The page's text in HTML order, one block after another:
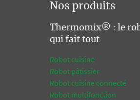
Nos produits
Thermomix® : le
qui fait tout
Robot cuisine
Robot pâtissier
Robot cuisine connecté
Robot multifonction